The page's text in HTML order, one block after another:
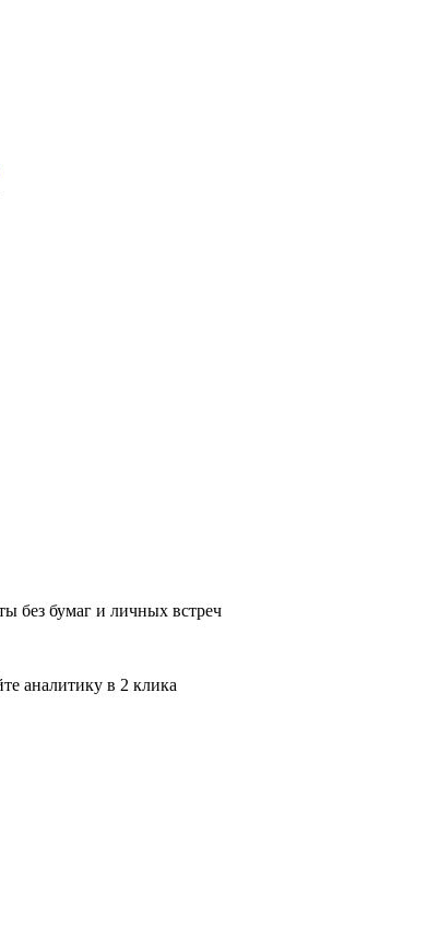
без бумаг и личных встреч
аналитику в 2 клика